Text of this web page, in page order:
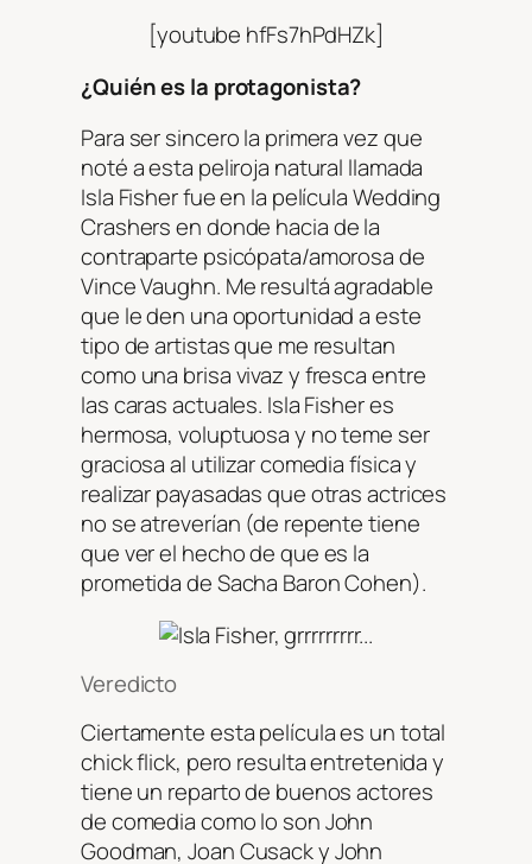
[youtube hfFs7hPdHZk]
¿Quién es la protagonista?
Para ser sincero la primera vez que
noté a esta peliroja natural llamada
Isla Fisher fue en la películaWedding
Crashersen donde hacia de la
contraparte psicópata/amorosa de
Vince Vaughn. Me resultá agradable
que le den una oportunidad a este
tipo de artistas que me resultan
como una brisa vivaz y fresca entre
las caras actuales. Isla Fisher es
hermosa, voluptuosa y no teme ser
graciosa al utilizar comedia física y
realizar payasadas que otras actrices
no se atreverían (de repente tiene
que ver el hecho de que es la
prometida de Sacha Baron Cohen).
Veredicto
Ciertamente esta película es un total
chick flick, pero resulta entretenida y
tiene un reparto de buenos actores
de comedia como lo son John
Goodman, Joan Cusack y John